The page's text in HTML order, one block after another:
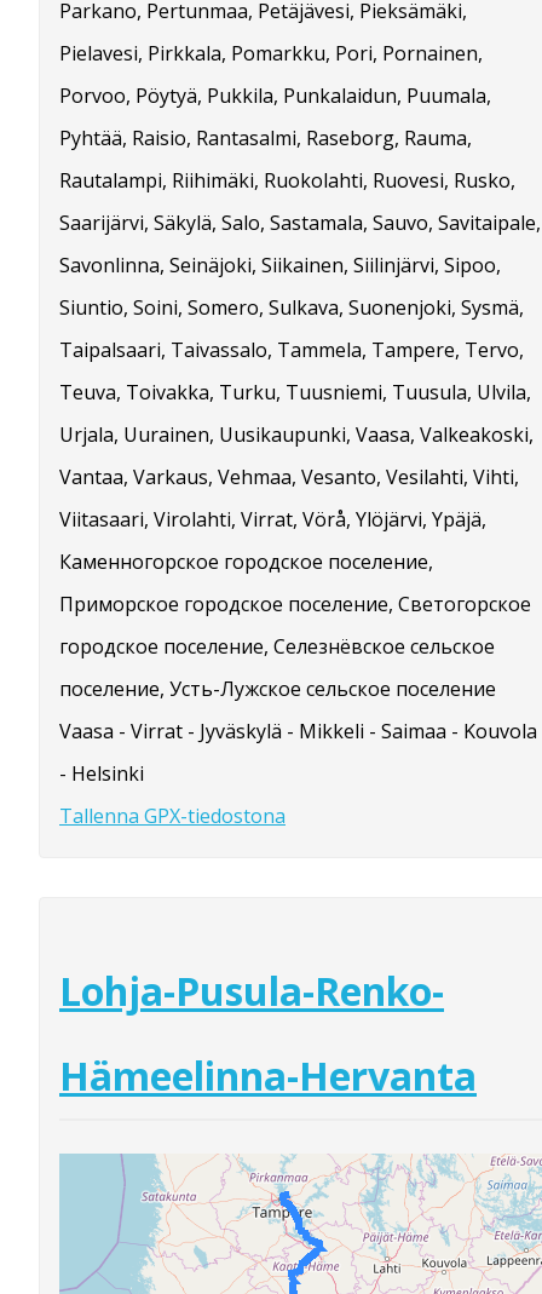
Parkano, Pertunmaa, Petäjävesi, Pieksämäki,
Pielavesi, Pirkkala, Pomarkku, Pori, Pornainen,
Porvoo, Pöytyä, Pukkila, Punkalaidun, Puumala,
Pyhtää, Raisio, Rantasalmi, Raseborg, Rauma,
Rautalampi, Riihimäki, Ruokolahti, Ruovesi, Rusko,
Saarijärvi, Säkylä, Salo, Sastamala, Sauvo, Savitaipale,
Savonlinna, Seinäjoki, Siikainen, Siilinjärvi, Sipoo,
Siuntio, Soini, Somero, Sulkava, Suonenjoki, Sysmä,
Taipalsaari, Taivassalo, Tammela, Tampere, Tervo,
Teuva, Toivakka, Turku, Tuusniemi, Tuusula, Ulvila,
Urjala, Uurainen, Uusikaupunki, Vaasa, Valkeakoski,
Vantaa, Varkaus, Vehmaa, Vesanto, Vesilahti, Vihti,
Viitasaari, Virolahti, Virrat, Vörå, Ylöjärvi, Ypäjä,
Каменногорское городское поселение,
Приморское городское поселение, Светогорское
городское поселение, Селезнёвское сельское
поселение, Усть-Лужское сельское поселение
Vaasa - Virrat - Jyväskylä - Mikkeli - Saimaa - Kouvola
- Helsinki
Tallenna GPX-tiedostona
Lohja-Pusula-Renko-
Hämeelinna-Hervanta